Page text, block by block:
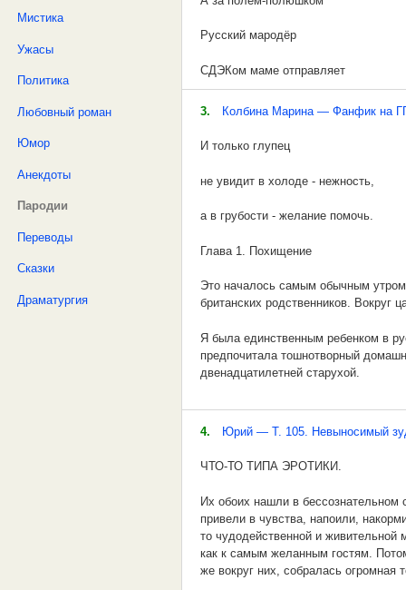
Мистика
Ужасы
Политика
Любовный роман
Юмор
Анекдоты
Пародии
Переводы
Сказки
Драматургия
тайный смысл бытия
наше время сочится,
как меж пальцев вода
и уходим мы в вечность
не оставив следа....
***
Нищий ты или живешь богато
Так и жизнь закончится когда-то...
***
Учитесь наслаждаться бытием
Чтоб без затей и не теряя смысла
И следуя завету мудреца:
Русский мародёр
СДЭКом маме отправляет
Краденный ковер.
.
Посылочки ушли,
Не купить парням такого
2
На шевроне триколор,
3. Колбина Марина — Фанфик на
И только глупец
не увидит в холоде - нежность,
а в грубости - желание помочь.
Глава 1. Похищение
Это началось самым обычным
британских родственников. Вокруг
Я была единственным ребенком в
предпочитала тошнотворный
двенадцатилетней старухой.
Неожиданно затрещал дверной
быстрым шагом преодолевая
В холле послышались незнакомые
- С кем именно, - с некоторым
- Со всеми, - еще более
4. Юрий — Т. 105. Невыносимый
ЧТО-ТО ТИПА ЭРОТИКИ.
Их обоих нашли в
привели в чувства, напоили,
то чудодейственной и
как к самым желанным гостям.
же вокруг них, собралась